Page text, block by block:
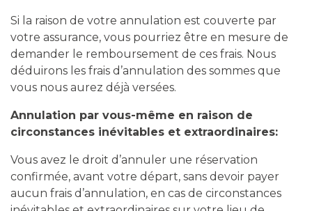
Si la raison de votre annulation est couverte par
votre assurance, vous pourriez être en mesure de
demander le remboursement de ces frais. Nous
déduirons les frais d’annulation des sommes que
vous nous aurez déjà versées.
Annulation par vous-même en raison de
circonstances inévitables et extraordinaires:
Vous avez le droit d’annuler une réservation
confirmée, avant votre départ, sans devoir payer
aucun frais d’annulation, en cas de circonstances